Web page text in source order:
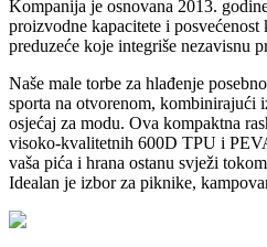
Kompanija je osnovana 2013.
proizvodne kapacitete i
preduzeće koje integriše nezavisnu
Naše male torbe za hlađenje
sporta na otvorenom, kombinirajući
osjećaj za modu. Ova kompaktna
visoko-kvalitetnih 600D TPU i
vaša pića i hrana ostanu svježi
Idealan je izbor za piknike,